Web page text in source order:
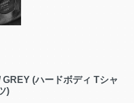
(ハードボディ Tシャ
)